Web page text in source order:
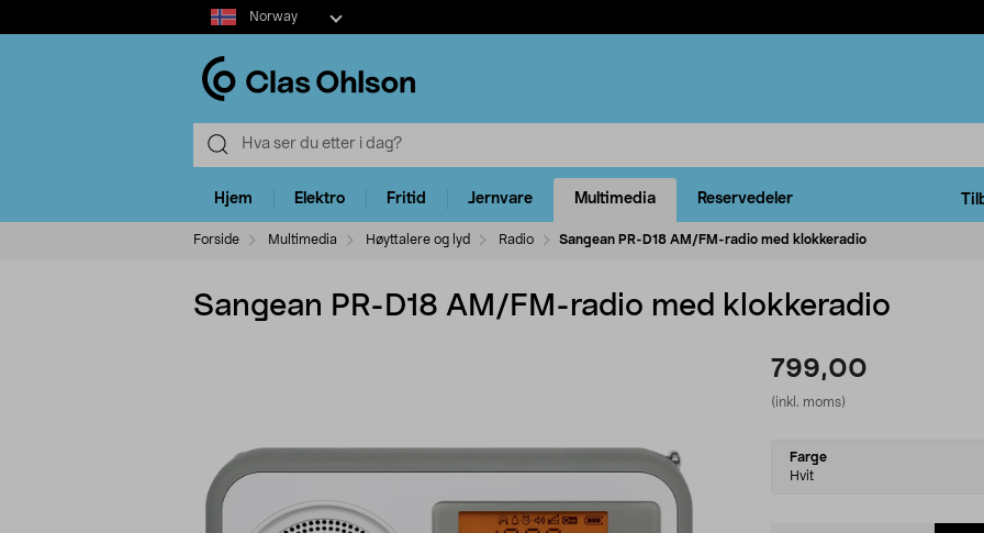
Select
market
Norway
Hjem Elektro Fritid Jernvare Multimedia Reservedeler
Forside Multimedia Høyttalere og lyd Radio Sangean PR-D18 AM/FM-radio med klokkeradio
Sangean PR-D18 AM/FM-radio med klokkeradio
799,00
(inkl. moms)
Select
variant
Farge
Hvit